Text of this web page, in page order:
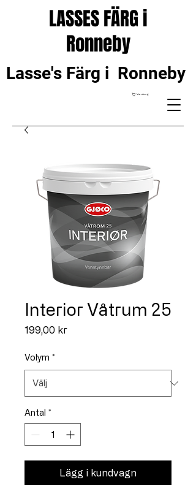
Varukorg
LASSES FÄRG i
Ronneby
Lasse's Färg i Ronneby
Interior Våtrum 25
199,00 krPris
Volym *
Antal *
Lägg i kundvagn